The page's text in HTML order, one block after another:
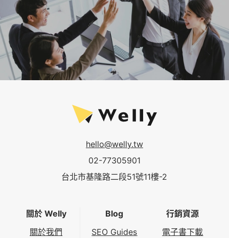
hello@welly.tw
02-77305901
台北市基隆路二段51號11樓-2
關於 Welly
關於我們
Blog
SEO Guides
行銷資源
電子書下載